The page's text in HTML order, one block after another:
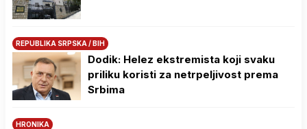
REPUBLIKA SRPSKA / BIH
Dodik: Helez ekstremista koji svaku
priliku koristi za netrpeljivost prema
Srbima
HRONIKA